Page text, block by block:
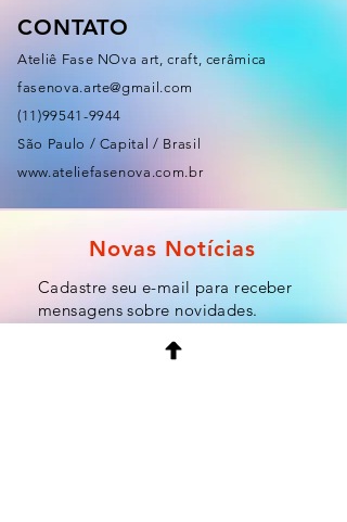
CONTATO
Ateliê Fase NOva art, craft, cerâmica
fasenova.arte@gmail.com
(11)99541-9944
São Paulo / Capital / Brasil
www.ateliefasenova.com.br
Novas Notícias
Cadastre seu e-mail para receber
mensagens sobre novidades.